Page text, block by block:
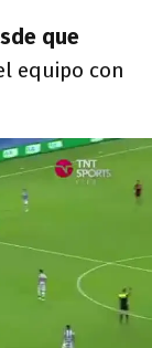
que
equipo con